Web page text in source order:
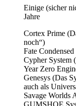
Einige (sicher
Jahre
Cortex Prime
noch“)
Fate Condensed
Cypher
Year Zero
Genesys (Das
auch als
Savage Worlds